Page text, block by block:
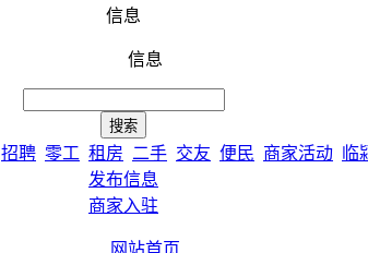
信息
信息
招聘 零工 租房 二手 交友 便民 商家活动
临
发布信息
商家入驻
网站首页